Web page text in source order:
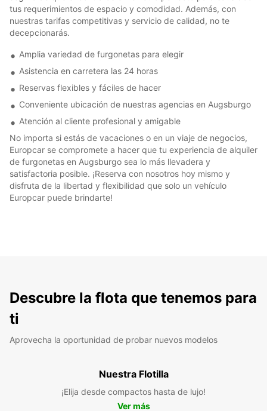
tus requerimientos de espacio y comodidad. Además, con
nuestras tarifas competitivas y servicio de calidad, no te
decepcionarás.
Amplia variedad de furgonetas para elegir
Asistencia en carretera las 24 horas
Reservas flexibles y fáciles de hacer
Conveniente ubicación de nuestras agencias en Augsburgo
Atención al cliente profesional y amigable
No importa si estás de vacaciones o en un viaje de negocios,
Europcar se compromete a hacer que tu experiencia de alquiler
de furgonetas en Augsburgo sea lo más llevadera y
satisfactoria posible. ¡Reserva con nosotros hoy mismo y
disfruta de la libertad y flexibilidad que solo un vehículo
Europcar puede brindarte!
Descubre la flota que tenemos para
ti
Aprovecha la oportunidad de probar nuevos modelos
Nuestra Flotilla
¡Elija desde compactos hasta de lujo!
Ver más